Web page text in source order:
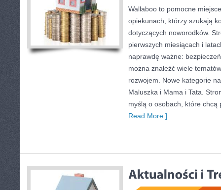
Wallaboo to pomocne
opiekunach, którzy szukają
dotyczących noworodków.
pierwszych miesiącach i
naprawdę ważne:
można znaleźć wiele
rozwojem. Nowe kategorie
Maluszka i Mama i Tata.
myślą o osobach, które chcą
Read More ]